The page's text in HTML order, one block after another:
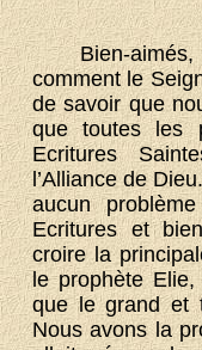
Bien-
comment le
de savoir que
que toutes les
Ecritures
l’Alliance de
aucun
Ecritures et
croire la
le prophète Elie,
que le grand et
Nous avons la